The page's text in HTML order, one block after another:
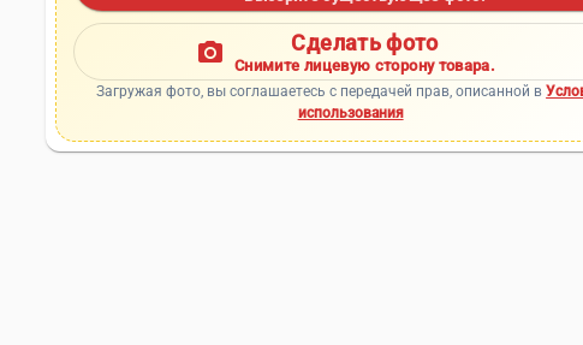
photo_camera Сделать фото
Снимите лицевую сторону товара.
Загружая фото, вы соглашаетесь с передачей прав, описанной в
использования